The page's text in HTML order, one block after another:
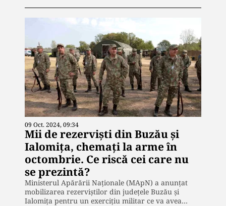
09 Oct. 2024, 09:34
Mii de rezerviști din Buzău și
Ialomița, chemați la arme în
octombrie. Ce riscă cei care nu
se prezintă?
Ministerul Apărării Naționale (MApN) a anunțat
mobilizarea rezerviștilor din județele Buzău și
Ialomița pentru un exercițiu militar ce va avea…